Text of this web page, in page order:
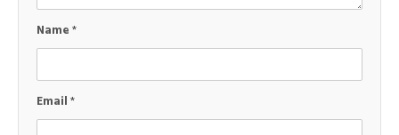
Name*
Email*